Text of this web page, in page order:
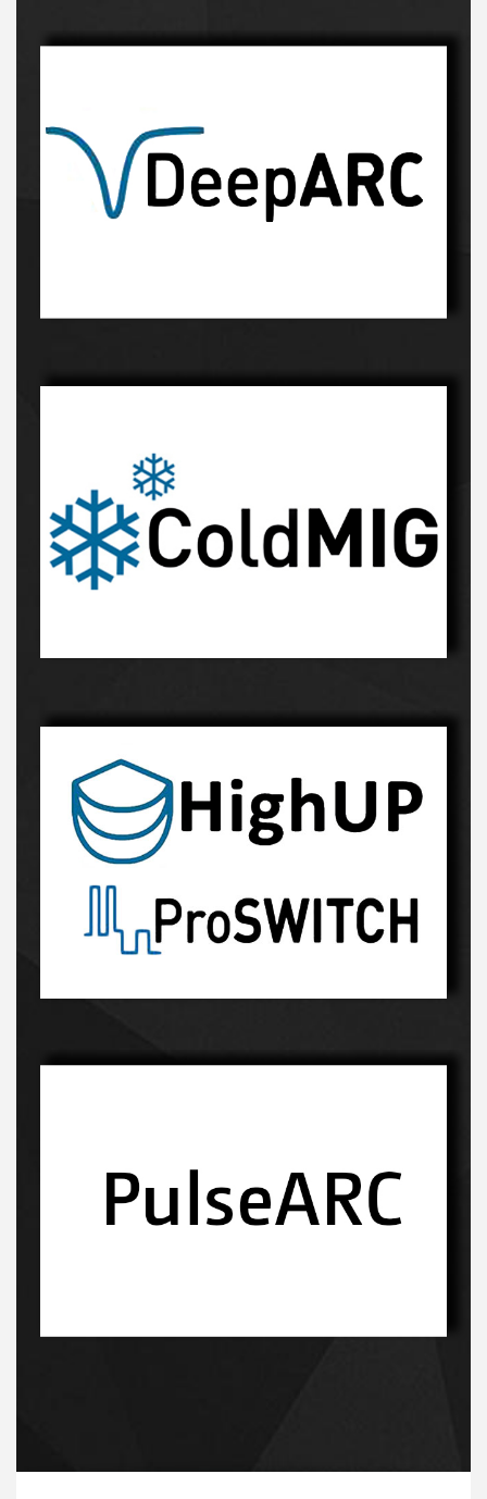
Innowacyjny proces-kliknij, a dowiesz sie więcej
Innowacyjny proces-kliknij, a dowiesz sie więcej
Innowacyjny proces-kliknij, a dowiesz sie więcej